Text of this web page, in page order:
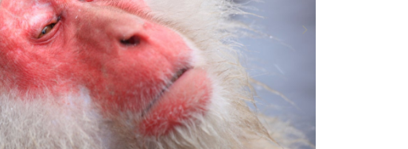
Social Good CAMPFIRE Creation